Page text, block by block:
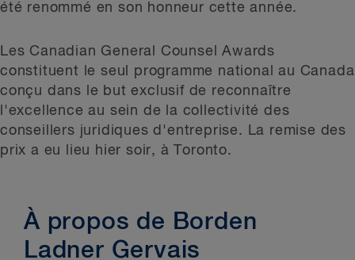
été renommé en son honneur cette année.
Les Canadian General Counsel Awards
constituent le seul programme national au Canada
conçu dans le but exclusif de reconnaître
l'excellence au sein de la collectivité des
conseillers juridiques d'entreprise. La remise des
prix a eu lieu hier soir, à Toronto.
À propos de Borden
Ladner Gervais